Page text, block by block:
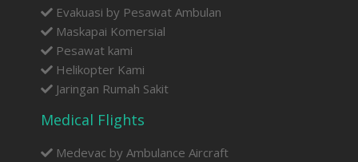
Evakuasi by Pesawat Ambulan
Maskapai Komersial
Pesawat kami
Helikopter Kami
Jaringan Rumah Sakit
Medical Flights
Medevac by Ambulance Aircraft